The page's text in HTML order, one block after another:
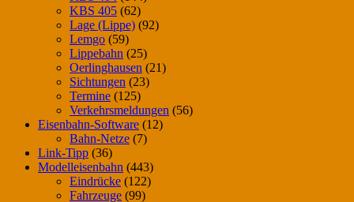
KBS 405 (62)
Lage (Lippe) (92)
Lemgo (59)
Lippebahn (25)
Oerlinghausen (21)
Sichtungen (23)
Termine (125)
Verkehrsmeldungen (56)
Eisenbahn-Software (12)
Bahn-Netze (7)
Link-Tipp (36)
Modelleisenbahn (443)
Eindrücke (122)
Fahrzeuge (99)